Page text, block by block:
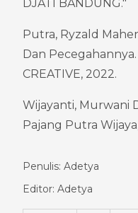
DJATI BANDUNG."
Putra, Ryzald
Dan Pecegahannya.
CREATIVE, 2022.
Wijayanti, Murwani
Pajang Putra
Penulis: Adetya
Editor: Adetya